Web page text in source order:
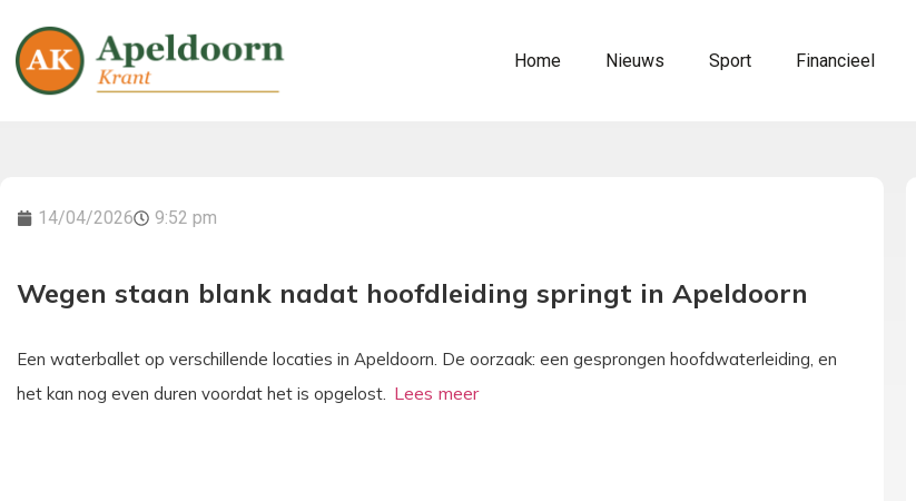
Home Nieuws Sport Financieel
14/04/2026 9:52 pm
Wegen staan blank nadat hoofdleiding springt in Apeldoorn
Een waterballet op verschillende locaties in Apeldoorn. De oorzaak: een gesprongen hoofdwaterleiding, en
het kan nog even duren voordat het is opgelost.